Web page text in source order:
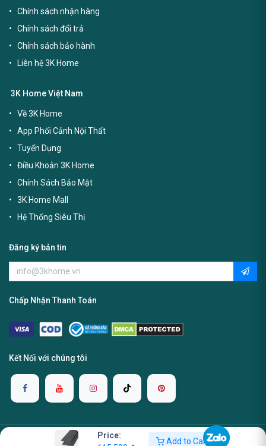
Price:
Add to Cart
Chính sách nhận hàng
Chính sách đổi trả
Chính sách bảo hành
Liên hệ 3K Home
3K Home Việt Nam
Về 3K Home
App Phối Cảnh Nội Thất
Tuyển Dụng
Điều Khoản 3K Home
Chính Sách Bảo Mật
3K Home Mall
Hệ Thống Siêu Thị
Đăng ký bản tin
Chấp Nhận Thanh Toán
Kết Nối với chúng tôi
Copyright ©2025 3K Home Warehouse. Tất cả các quyền được